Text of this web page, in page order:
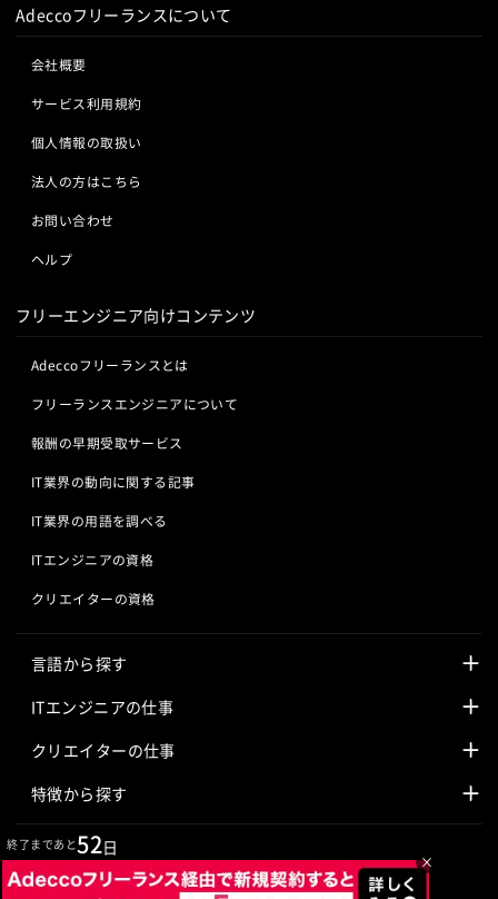
Adeccoフリーランスについて
会社概要
サービス利用規約
個人情報の取扱い
法人の方はこちら
お問い合わせ
ヘルプ
フリーエンジニア向けコンテンツ
Adeccoフリーランスとは
フリーランスエンジニアについて
報酬の早期受取サービス
IT業界の動向に関する記事
IT業界の用語を調べる
ITエンジニアの資格
クリエイターの資格
言語から探す
Javaの求人
PHPの求人
Rubyの求人
Objective-Cの求人
jQueryの求人
ITエンジニアの仕事
LAMPエンジニア
Javaエンジニア
サーバーエンジニア
ネットワークエンジニア
クリエイターの仕事
Webディレクター
Webデザイナー
フロントエンドエンジニア
特徴から探す
未経験も活躍中
初心者レベル歓迎
©Adecco2026
×
終了まであと52日